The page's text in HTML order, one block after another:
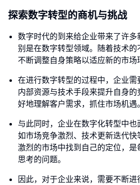
探索数字转型的商机与挑战
数字时代的到来给企业带来了许
别是在数字转型领域。随着技术
不断调整自身策略以适应新的市场
在进行数字转型的过程中，企业需
内部资源与技术手段来提升自身
好地理解客户需求，抓住市场机遇。
与此同时，企业在数字化转型中
如市场竞争激烈、技术更新迭代
激烈的市场中找到自己的定位，
思考的问题。
因此，对于企业来说，需要不断